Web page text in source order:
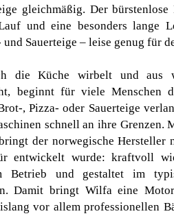
gleichmäßig. Der
und eine besonders lange
Sauerteige – leise genug für
die Küche wirbelt und aus
beginnt für viele Menschen
, Pizza- oder Sauerteige
schnell an ihre Grenzen.
der norwegische Hersteller
entwickelt wurde: kraftvoll
Betrieb und gestaltet im
Damit bringt Wilfa eine
vor allem professionellen